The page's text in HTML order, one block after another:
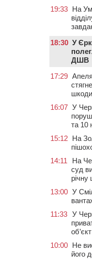
19:33 На
18:30 У
ДШВ
17:29
16:07 У
та 10
15:12 На
14:11
На
суд
річну
13:00 У
11:33 У
10:00 Не
його